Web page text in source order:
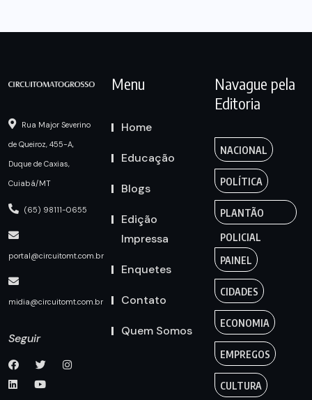
Rua Major Severino
de Queiroz, 455-A,
Duque de Caxias,
Cuiabá/MT
(65) 98111-0655
portal@circuitomt.com.br
midia@circuitomt.com.br
Seguir
Menu
Home
Educação
Blogs
Edição
Impressa
Enquetes
Contato
Quem Somos
Navague pela
Editoria
NACIONAL
POLÍTICA
PLANTÃO
POLICIAL
PAINEL
CIDADES
ECONOMIA
EMPREGOS
CULTURA